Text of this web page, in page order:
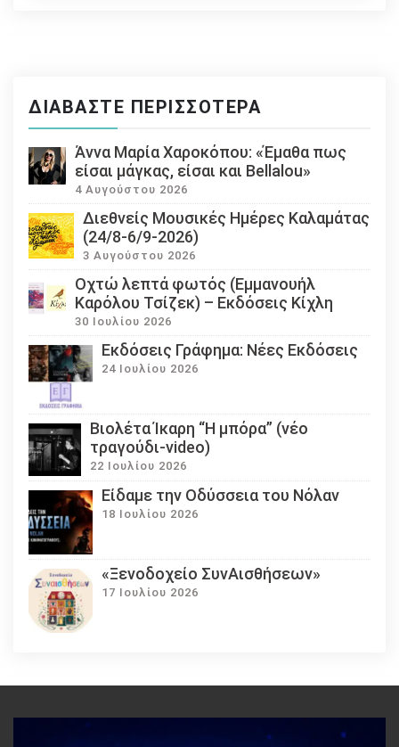
ΔΙΑΒΆΣΤΕ ΠΕΡΙΣΣΌΤΕΡΑ
Άννα Μαρία Χαροκόπου: «Έμαθα πως
είσαι μάγκας, είσαι και Bellalou»
4 Αυγούστου 2026
Διεθνείς Μουσικές Ημέρες Καλαμάτας
(24/8-6/9-2026)
3 Αυγούστου 2026
Οχτώ λεπτά φωτός (Εμμανουήλ
Καρόλου Τσίζεκ) – Εκδόσεις Κίχλη
30 Ιουλίου 2026
Εκδόσεις Γράφημα: Νέες Εκδόσεις
24 Ιουλίου 2026
Βιολέτα Ίκαρη “Η μπόρα” (νέο
τραγούδι-video)
22 Ιουλίου 2026
Eίδαμε την Οδύσσεια του Νόλαν
18 Ιουλίου 2026
«Ξενοδοχείο ΣυνΑισθήσεων»
17 Ιουλίου 2026